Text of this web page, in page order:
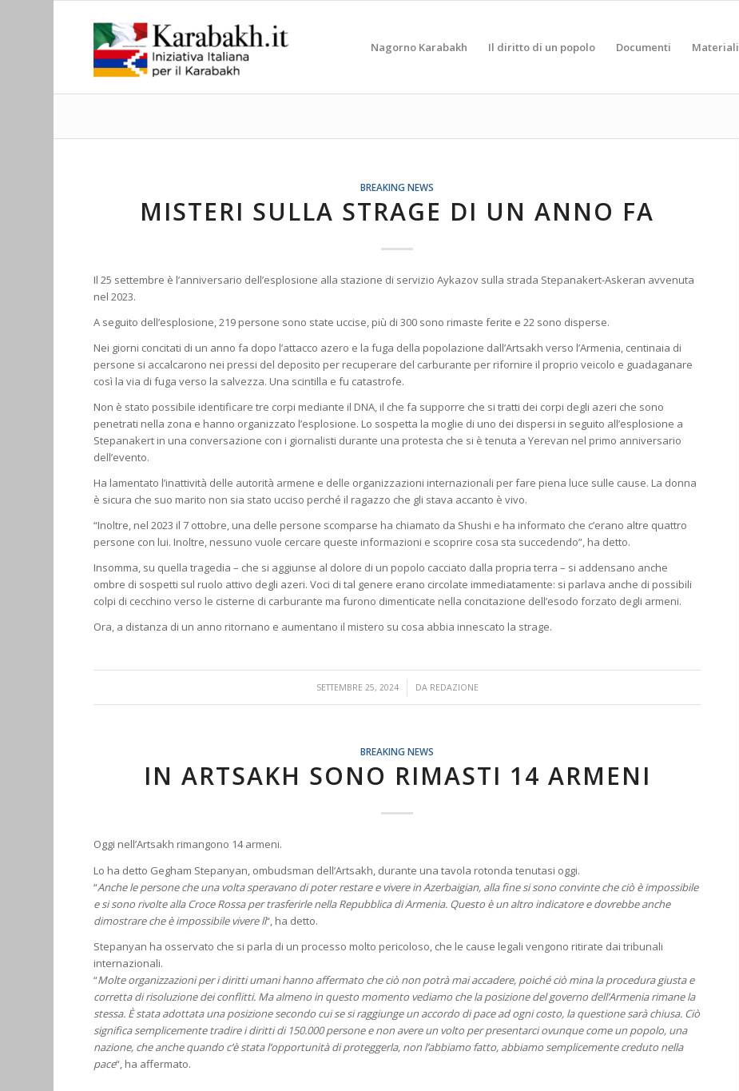
Nagorno Karabakh Il diritto di un popolo Documenti Materiali
BREAKING NEWS
MISTERI SULLA STRAGE DI UN ANNO FA
Il 25 settembre è l’anniversario dell’esplosione alla stazione di servizio Aykazov sulla strada Stepanakert-Askeran avvenuta
nel 2023.
A seguito dell’esplosione, 219 persone sono state uccise, più di 300 sono rimaste ferite e 22 sono disperse.
Nei giorni concitati di un anno fa dopo l’attacco azero e la fuga della popolazione dall’Artsakh verso l’Armenia, centinaia di
persone si accalcarono nei pressi del deposito per recuperare del carburante per rifornire il proprio veicolo e guadaganare
così la via di fuga verso la salvezza. Una scintilla e fu catastrofe.
Non è stato possibile identificare tre corpi mediante il DNA, il che fa supporre che si tratti dei corpi degli azeri che sono
penetrati nella zona e hanno organizzato l’esplosione. Lo sospetta la moglie di uno dei dispersi in seguito all’esplosione a
Stepanakert in una conversazione con i giornalisti durante una protesta che si è tenuta a Yerevan nel primo anniversario
dell’evento.
Ha lamentato l’inattività delle autorità armene e delle organizzazioni internazionali per fare piena luce sulle cause. La donna
è sicura che suo marito non sia stato ucciso perché il ragazzo che gli stava accanto è vivo.
“Inoltre, nel 2023 il 7 ottobre, una delle persone scomparse ha chiamato da Shushi e ha informato che c’erano altre quattro
persone con lui. Inoltre, nessuno vuole cercare queste informazioni e scoprire cosa sta succedendo”, ha detto.
Insomma, su quella tragedia – che si aggiunse al dolore di un popolo cacciato dalla propria terra – si addensano anche
ombre di sospetti sul ruolo attivo degli azeri. Voci di tal genere erano circolate immediatamente: si parlava anche di possibili
colpi di cecchino verso le cisterne di carburante ma furono dimenticate nella concitazione dell’esodo forzato degli armeni.
Ora, a distanza di un anno ritornano e aumentano il mistero su cosa abbia innescato la strage.
SETTEMBRE 25, 2024
/ DA REDAZIONE
BREAKING NEWS
IN ARTSAKH SONO RIMASTI 14 ARMENI
Oggi nell’Artsakh rimangono 14 armeni.
Lo ha detto Gegham Stepanyan, ombudsman dell’Artsakh, durante una tavola rotonda tenutasi oggi.
“Anche le persone che una volta speravano di poter restare e vivere in Azerbaigian, alla fine si sono convinte che ciò è impossibile
e si sono rivolte alla Croce Rossa per trasferirle nella Repubblica di Armenia. Questo è un altro indicatore e dovrebbe anche
dimostrare che è impossibile vivere lì“, ha detto.
Stepanyan ha osservato che si parla di un processo molto pericoloso, che le cause legali vengono ritirate dai tribunali
internazionali.
“Molte organizzazioni per i diritti umani hanno affermato che ciò non potrà mai accadere, poiché ciò mina la procedura giusta e
corretta di risoluzione dei conflitti. Ma almeno in questo momento vediamo che la posizione del governo dell’Armenia rimane la
stessa. È stata adottata una posizione secondo cui se si raggiunge un accordo di pace ad ogni costo, la questione sarà chiusa. Ciò
significa semplicemente tradire i diritti di 150.000 persone e non avere un volto per presentarci ovunque come un popolo, una
nazione, che anche quando c’è stata l’opportunità di proteggerla, non l’abbiamo fatto, abbiamo semplicemente creduto nella
pace“, ha affermato.